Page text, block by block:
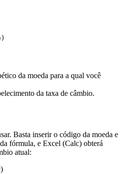
da moeda para a qual você
da taxa de câmbio.
Basta inserir o código da moeda e
fórmula, e Excel (Calc) obterá
atual:
)